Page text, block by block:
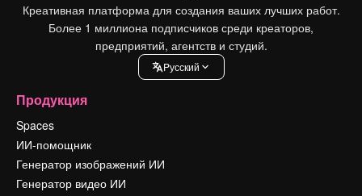
Креативная платформа для создания ваших лучших работ.
Более 1 миллиона подписчиков среди креаторов,
предприятий, агентств и студий.
Pусский
Продукция
Spaces
ИИ-помощник
Генератор изображений ИИ
Генератор видео ИИ